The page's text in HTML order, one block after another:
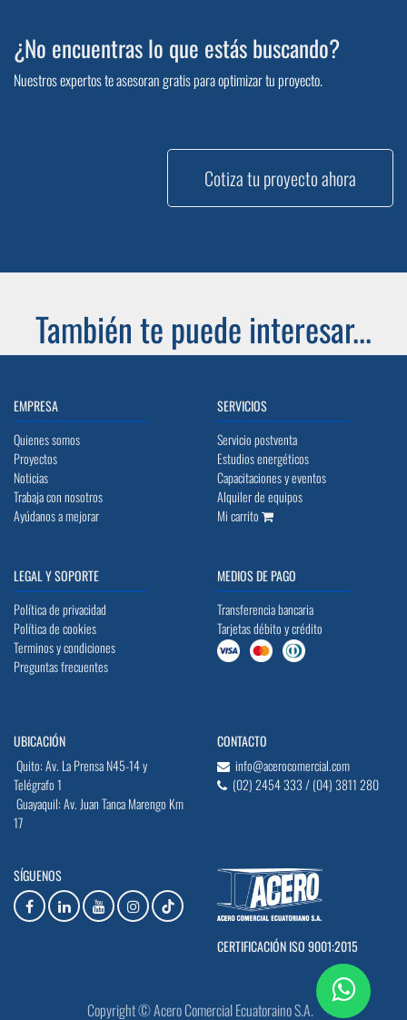
¿No encuentras lo que estás buscando?
Nuestros expertos te asesoran gratis para optimizar tu proyecto.
Cotiza tu proyecto ahora
También te puede interesar...
EMPRESA
Quienes somos
Proyectos
Noticias
Trabaja con nosotros
Ayúdanos a mejorar
SERVICIOS
Servicio postventa
Estudios energéticos
Capacitaciones y eventos
Alquiler de equipos
Mi carrito
LEGAL Y SOPORTE
Política de privacidad
Política de cookies
Terminos y condiciones
Preguntas frecuentes
MEDIOS DE PAGO
Transferencia bancaria
Tarjetas débito y crédito
UBICACIÓN
Quito: Av. La Prensa N45-14 y
Telégrafo 1
Guayaquil: Av. Juan Tanca Marengo Km
17
CONTACTO
info@acerocomercial.com
(02) 2454 333 / (04) 3811 280
SÍGUENOS
CERTIFICACIÓN ISO 9001:2015
Copyright © Acero Comercial Ecuatoraino S.A.